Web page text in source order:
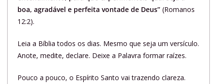
boa, agradável e perfeita vontade de Deus” (Romanos
12:2).
Leia a Bíblia todos os dias. Mesmo que seja um versículo.
Anote, medite, declare. Deixe a Palavra formar raízes.
Pouco a pouco, o Espírito Santo vai trazendo clareza.